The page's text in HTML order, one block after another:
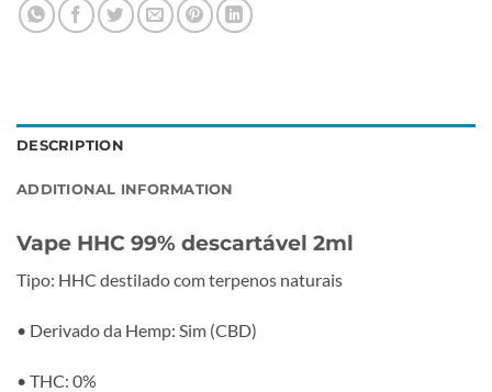
DESCRIPTION
ADDITIONAL INFORMATION
Vape HHC 99% descartável 2ml
Tipo: HHC destilado com terpenos naturais
• Derivado da Hemp: Sim (CBD)
• THC: 0%